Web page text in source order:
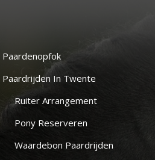
Paardenopfok
Paardrijden In Twente
Ruiter Arrangement
Pony Reserveren
Waardebon Paardrijden